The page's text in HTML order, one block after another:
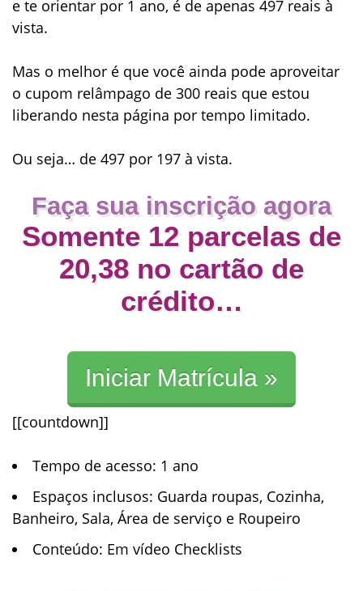
e te orientar por 1 ano, é de apenas 497 reais à
vista.
Mas o melhor é que você ainda pode aproveitar
o cupom relâmpago de 300 reais que estou
liberando nesta página por tempo limitado.
Ou seja… de 497 por 197 à vista.
Faça sua inscriçãoagora
Somente 12 parcelas de
20,38no cartão de
crédito…
Iniciar Matrícula »
[[countdown]]
Tempo de acesso: 1 ano
Espaços inclusos: Guarda roupas, Cozinha,
Banheiro, Sala, Área de serviço e Roupeiro
Conteúdo: Em vídeo Checklists